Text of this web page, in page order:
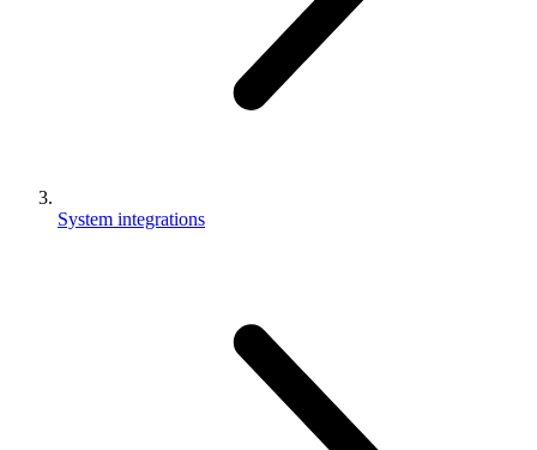
System integrations